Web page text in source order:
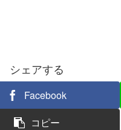
シェアする
Facebook
コピー